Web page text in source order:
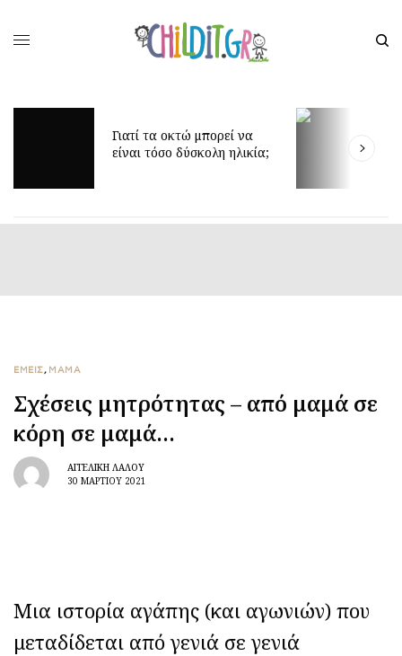
Γιατί τα οκτώ μπορεί να
είναι τόσο δύσκολη ηλικία;
ΕΜΕΙΣ, ΜΑΜΑ
Σχέσεις μητρότητας – από μαμά σε
κόρη σε μαμά…
ΑΓΓΕΛΙΚΉ ΛΆΛΟΥ
30 ΜΑΡΤΊΟΥ 2021
Μια ιστορία αγάπης (και αγωνιών) που
μεταδίδεται από γενιά σε γενιά